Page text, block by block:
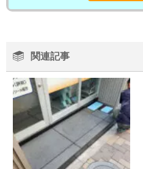
関連記事